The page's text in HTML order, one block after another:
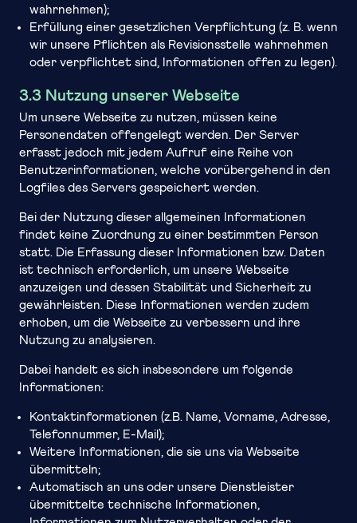
wahrnehmen);
Erfüllung einer gesetzlichen Verpflichtung (z. B. wenn
wir unsere Pflichten als Revisionsstelle wahrnehmen
oder verpflichtet sind, Informationen offen zu legen).
3.3 Nutzung unserer Webseite
Um unsere Webseite zu nutzen, müssen keine
Personendaten offengelegt werden. Der Server
erfasst jedoch mit jedem Aufruf eine Reihe von
Benutzerinformationen, welche vorübergehend in den
Logfiles des Servers gespeichert werden.
Bei der Nutzung dieser allgemeinen Informationen
findet keine Zuordnung zu einer bestimmten Person
statt. Die Erfassung dieser Informationen bzw. Daten
ist technisch erforderlich, um unsere Webseite
anzuzeigen und dessen Stabilität und Sicherheit zu
gewährleisten. Diese Informationen werden zudem
erhoben, um die Webseite zu verbessern und ihre
Nutzung zu analysieren.
Dabei handelt es sich insbesondere um folgende
Informationen:
Kontaktinformationen (z.B. Name, Vorname, Adresse,
Telefonnummer, E-Mail);
Weitere Informationen, die sie uns via Webseite
übermitteln;
Automatisch an uns oder unsere Dienstleister
übermittelte technische Informationen,